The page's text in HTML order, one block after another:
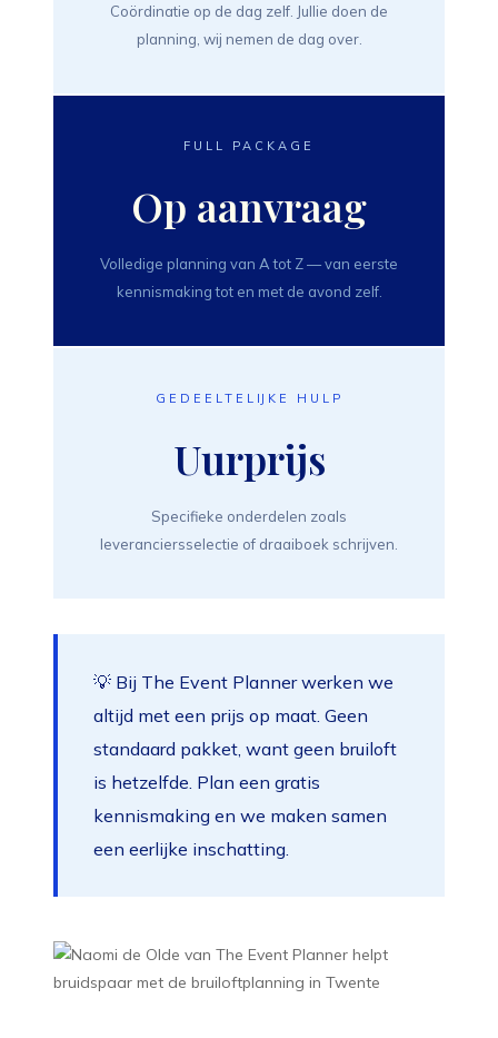
Coördinatie op de dag zelf. Jullie doen de
planning, wij nemen de dag over.
FULL PACKAGE
Op aanvraag
Volledige planning van A tot Z — van eerste
kennismaking tot en met de avond zelf.
GEDEELTELIJKE HULP
Uurprijs
Specifieke onderdelen zoals
leveranciersselectie of draaiboek schrijven.
💡 Bij The Event Planner werken we
altijd met een prijs op maat. Geen
standaard pakket, want geen bruiloft
is hetzelfde. Plan een gratis
kennismaking en we maken samen
een eerlijke inschatting.